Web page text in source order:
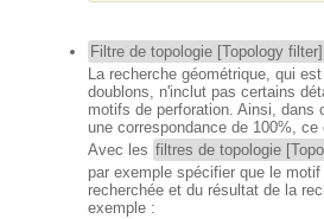
Filtre de topologie [Topology filter]
La recherche géométrique, qui
doublons, n'inclut pas certains
motifs de perforation. Ainsi, dans
une correspondance de 100%,
Avec les filtres de topologie
par exemple spécifier que le
recherchée et du résultat de la
exemple :